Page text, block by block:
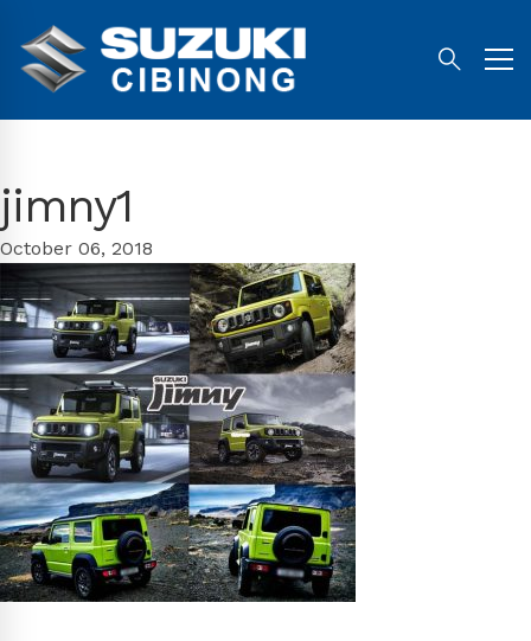
jimny1
October 06, 2018